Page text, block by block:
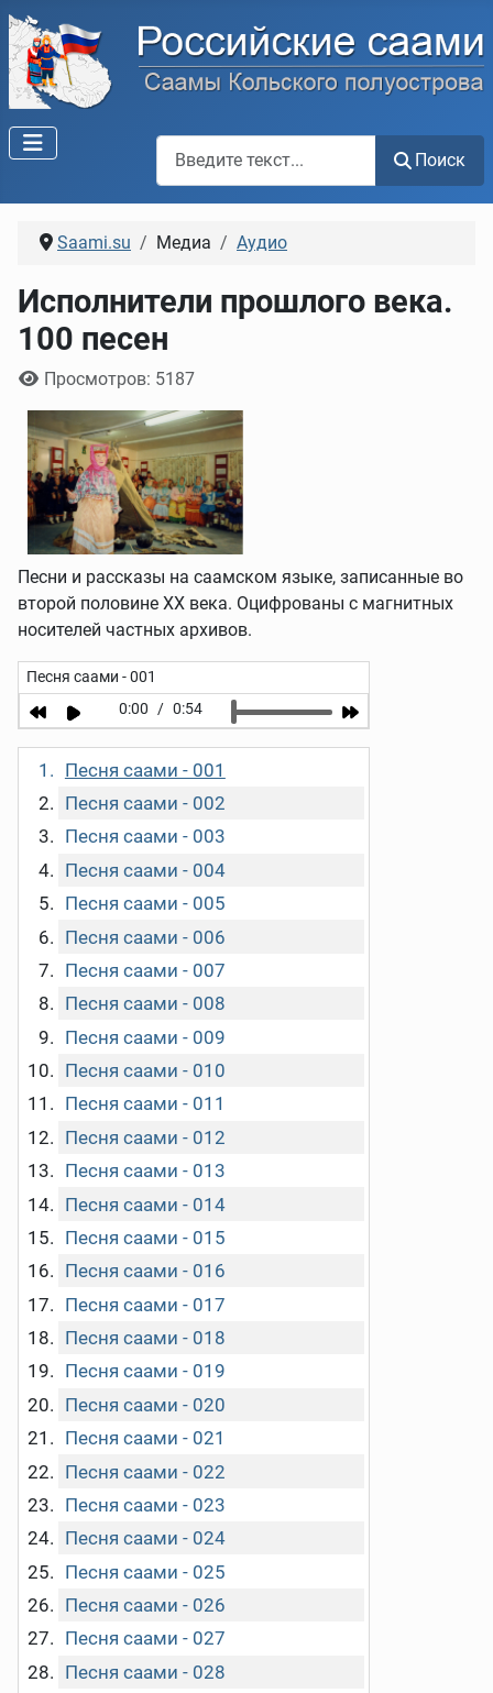
Поиск
Saami.su Медиа Аудио
Исполнители прошлого века.
100 песен
Информация о материале
Просмотров: 5187
Песни и рассказы на саамском языке, записанные во
второй половине XX века. Оцифрованы с магнитных
носителей частных архивов.
Песня саами - 001
0:00 / 0:54
Песня саами - 001
Песня саами - 002
Песня саами - 003
Песня саами - 004
Песня саами - 005
Песня саами - 006
Песня саами - 007
Песня саами - 008
Песня саами - 009
Песня саами - 010
Песня саами - 011
Песня саами - 012
Песня саами - 013
Песня саами - 014
Песня саами - 015
Песня саами - 016
Песня саами - 017
Песня саами - 018
Песня саами - 019
Песня саами - 020
Песня саами - 021
Песня саами - 022
Песня саами - 023
Песня саами - 024
Песня саами - 025
Песня саами - 026
Песня саами - 027
Песня саами - 028